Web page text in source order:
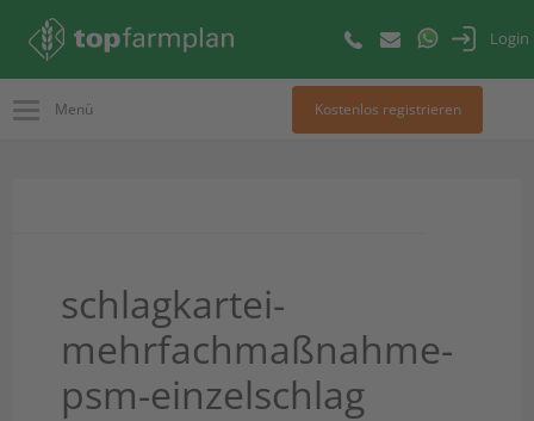
Login
Menü Kostenlos registrieren
schlagkartei-
mehrfachmaßnahme-
psm-einzelschlag